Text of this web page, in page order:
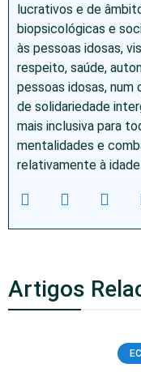
lucrativos e de
biopsicológicas e
às pessoas idosas,
respeito, saúde,
pessoas idosas,
de solidariedade
mais inclusiva para
mentalidades e
relativamente à
Artigos